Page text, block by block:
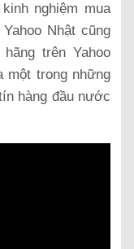
nghiệm mua
Nhật cũng
trên Yahoo
một trong những
hàng đầu nước